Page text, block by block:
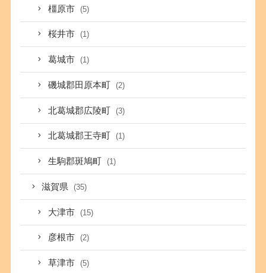
橿原市 (5)
桜井市 (1)
葛城市 (1)
磯城郡田原本町 (2)
北葛城郡広陵町 (3)
北葛城郡王寺町 (1)
生駒郡斑鳩町 (1)
滋賀県 (35)
大津市 (15)
彦根市 (2)
草津市 (5)